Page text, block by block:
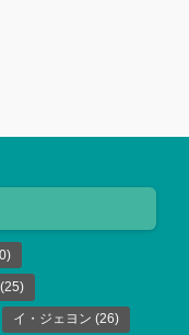
(25)
イ・ジェヨン (26)